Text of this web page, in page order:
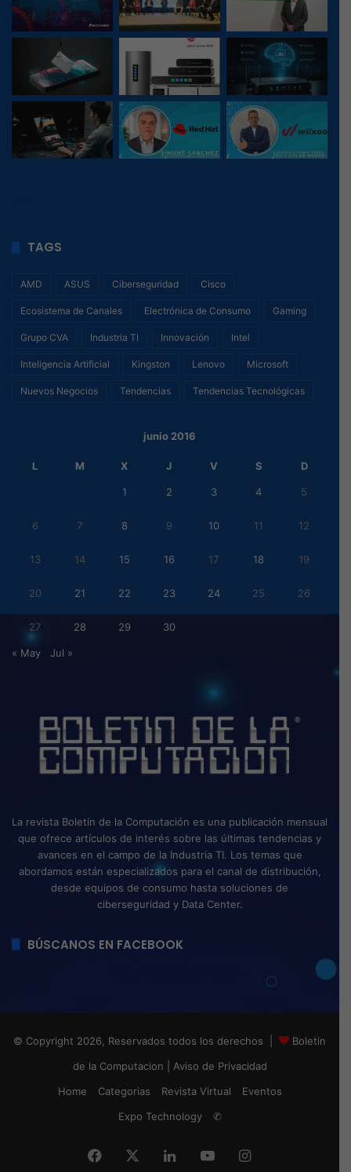
TAGS
AMD ASUS Ciberseguridad Cisco
Ecosistema de Canales Electrónica de Consumo Gaming
Grupo CVA Industria TI Innovación Intel
Inteligencia Artificial Kingston Lenovo Microsoft
Nuevos Negocios Tendencias Tendencias Tecnológicas
junio 2016
L M X J V S D
1 2 3 4 5
6 7 8 9 10 11 12
13 14 15 16 17 18 19
20 21 22 23 24 25 26
27 28 29 30
« May Jul »
La revista Boletín de la Computación es una publicación mensual
que ofrece artículos de interés sobre las últimas tendencias y
avances en el campo de la Industria TI. Los temas que
abordamos están especializados para el canal de distribución,
desde equipos de consumo hasta soluciones de
ciberseguridad y Data Center.
BÚSCANOS EN FACEBOOK
© Copyright 2026, Reservados todos los derechos |
Boletin
de la Computacion
Aviso de Privacidad
Home
Categorias Revista Virtual
Eventos
Expo Technology
✆
Facebook LinkedInYouTubeInstagram